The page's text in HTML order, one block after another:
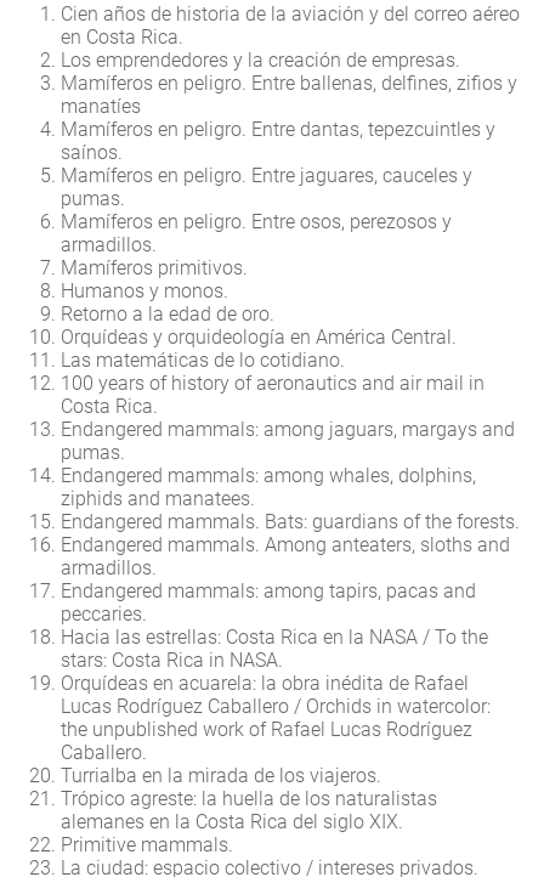
Cien años de historia de la aviación y del correo aéreo
en Costa Rica.
Los emprendedores y la creación de empresas.
Mamíferos en peligro. Entre ballenas, delfines, zifios y
manatíes
Mamíferos en peligro. Entre dantas, tepezcuintles y
saínos.
Mamíferos en peligro. Entre jaguares, cauceles y
pumas.
Mamíferos en peligro. Entre osos, perezosos y
armadillos.
Mamíferos primitivos.
Humanos y monos.
Retorno a la edad de oro.
Orquídeas y orquideología en América Central.
Las matemáticas de lo cotidiano.
100 years of history of aeronautics and air mail in
Costa Rica.
Endangered mammals: among jaguars, margays and
pumas.
Endangered mammals: among whales, dolphins,
ziphids and manatees.
Endangered mammals. Bats: guardians of the forests.
Endangered mammals. Among anteaters, sloths and
armadillos.
Endangered mammals: among tapirs, pacas and
peccaries.
Hacia las estrellas: Costa Rica en la NASA / To the
stars: Costa Rica in NASA.
Orquídeas en acuarela: la obra inédita de Rafael
Lucas Rodríguez Caballero / Orchids in watercolor:
the unpublished work of Rafael Lucas Rodríguez
Caballero.
Turrialba en la mirada de los viajeros.
Trópico agreste: la huella de los naturalistas
alemanes en la Costa Rica del siglo XIX.
Primitive mammals.
La ciudad: espacio colectivo / intereses privados.